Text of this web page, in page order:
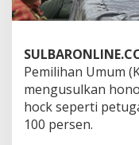
c
,
P
U
S
u
l
Pemilihan Umum
mengusulkan
hock seperti
100 persen.